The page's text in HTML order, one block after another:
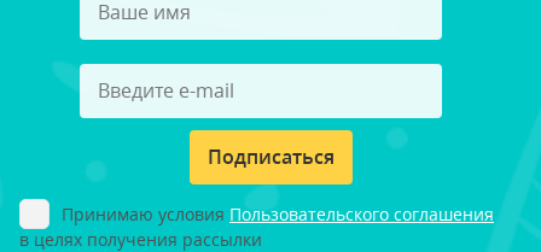
Подписаться
Принимаю условия Пользовательского соглашения
в целях получения рассылки